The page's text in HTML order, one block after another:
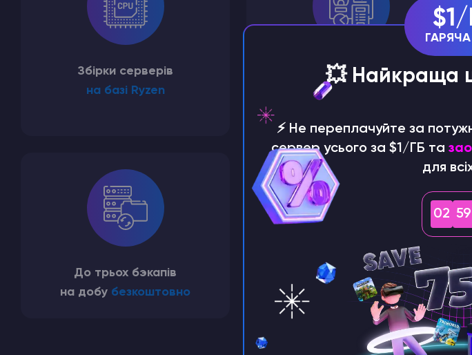
Збірки серверів
на базі Ryzen
Зручна і функціональна
Godlike Panel
До трьох бэкапів
на добу безкоштовно
Ефективний захист
від DDOS
💥 Найкраща
⚡️ Не переплачуйте за
сервер усього за $1/ГБ та
для
02 59